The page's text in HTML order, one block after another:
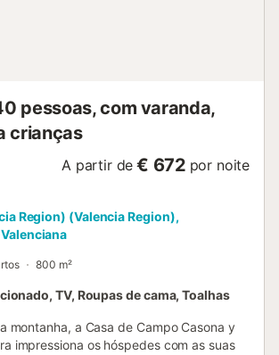
pessoas, com varanda,
crianças
A partir de € 672 por noite
Region) (Valencia Region),
800 m²
TV, Roupas de cama, Toalhas
montanha, a Casa de Campo Casona y
impressiona os hóspedes com as suas